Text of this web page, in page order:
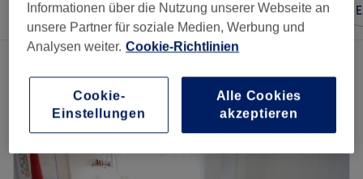
Sortieren nach Besonderheiten Marken Salons
Informationen über die Nutzung unserer Webseite an
unsere Partner für soziale Medien, Werbung und
Analysen weiter. Cookie-Richtlinien
Alle Cookies
akzeptieren
Cookie-
Einstellungen